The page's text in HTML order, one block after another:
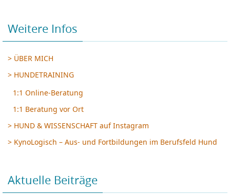
Weitere Infos
> ÜBER MICH
> HUNDETRAINING
1:1 Online-Beratung
1:1 Beratung vor Ort
> HUND & WISSENSCHAFT auf Instagram
> KynoLogisch – Aus- und Fortbildungen im Berufsfeld Hund
Aktuelle Beiträge